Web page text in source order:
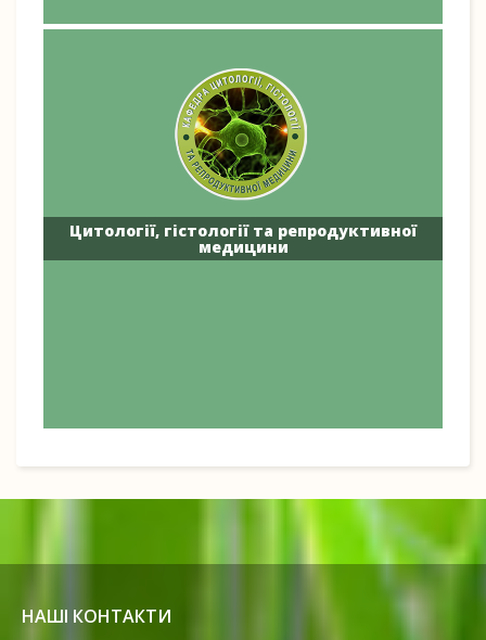
Цитології, гістології та репродуктивної
медицини
НАШІ КОНТАКТИ